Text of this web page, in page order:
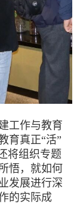
工作与教育
育真正“活”
将组织专题
悟，就如何
发展进行深
的实际成